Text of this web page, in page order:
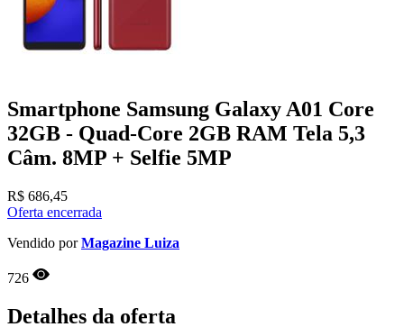
Smartphone Samsung Galaxy A01 Core
32GB - Quad-Core 2GB RAM Tela 5,3
Câm. 8MP + Selfie 5MP
R$ 686,45
Oferta encerrada
Vendido porMagazine Luiza
726
Detalhes da oferta